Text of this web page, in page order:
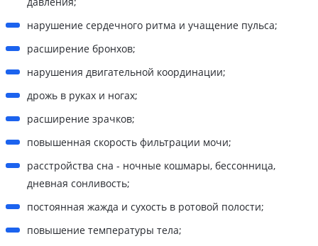
нарушение сердечного ритма и учащение пульса;
расширение бронхов;
нарушения двигательной координации;
дрожь в руках и ногах;
расширение зрачков;
повышенная скорость фильтрации мочи;
расстройства сна - ночные кошмары, бессонница,
дневная сонливость;
постоянная жажда и сухость в ротовой полости;
повышение температуры тела;